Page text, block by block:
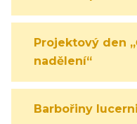
Projektový den
nadělení“
Barbořiny